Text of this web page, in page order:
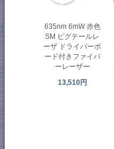
635nm 6mW 赤色
SM ピグテールレ
ーザ ドライバーボ
ード付きファイバ
ーレーザー
13,510円